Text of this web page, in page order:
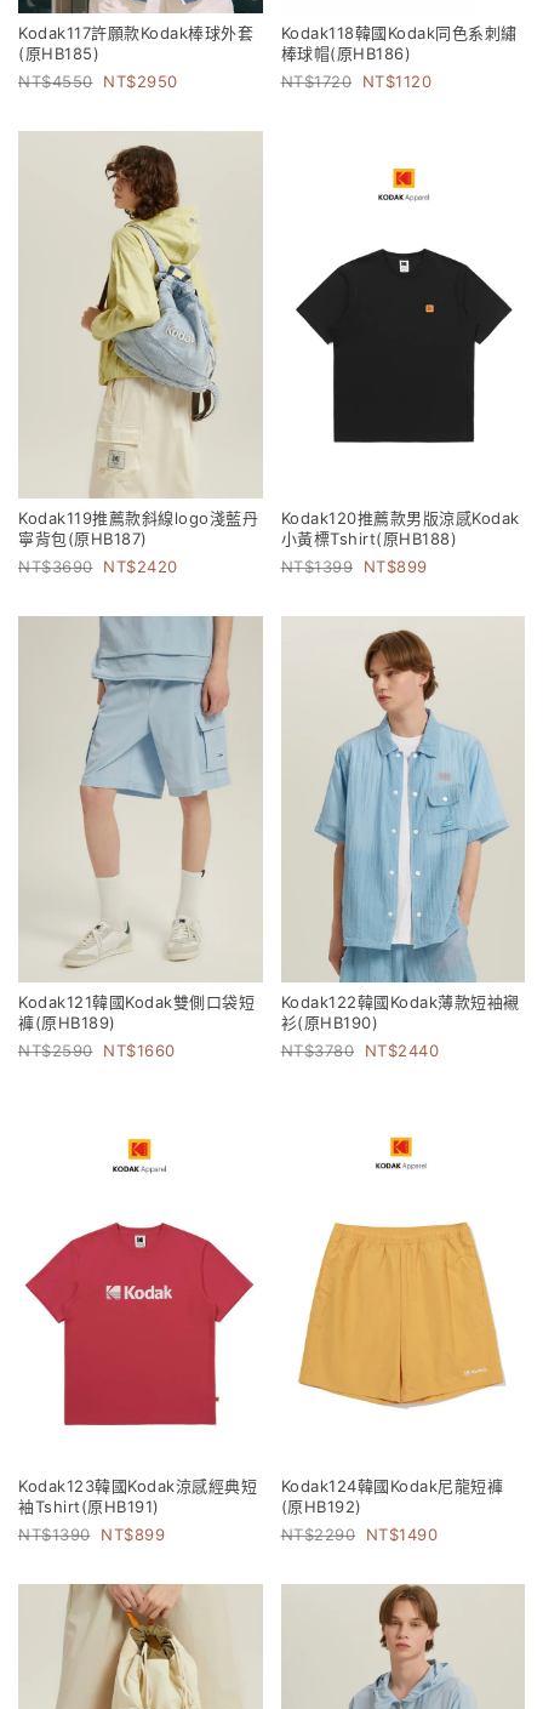
Kodak117許願款Kodak棒球外套
(原HB185)
4550
2950
Kodak118韓國Kodak同色系刺繡
棒球帽(原HB186)
1720
1120
Kodak119推薦款斜線logo淺藍丹
寧背包(原HB187)
3690
2420
Kodak120推薦款男版涼感Kodak
小黃標Tshirt(原HB188)
1399
899
Kodak121韓國Kodak雙側口袋短
褲(原HB189)
2590
1660
Kodak122韓國Kodak薄款短袖襯
衫(原HB190)
3780
2440
Kodak123韓國Kodak涼感經典短
袖Tshirt(原HB191)
1390
899
Kodak124韓國Kodak尼龍短褲
(原HB192)
2290
1490